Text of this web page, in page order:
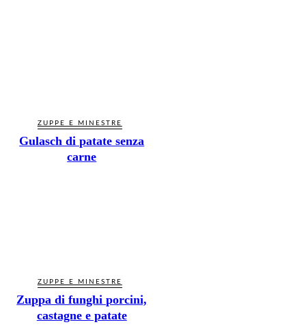
ZUPPE E MINESTRE
Gulasch di patate senza
carne
ZUPPE E MINESTRE
Zuppa di funghi porcini,
castagne e patate